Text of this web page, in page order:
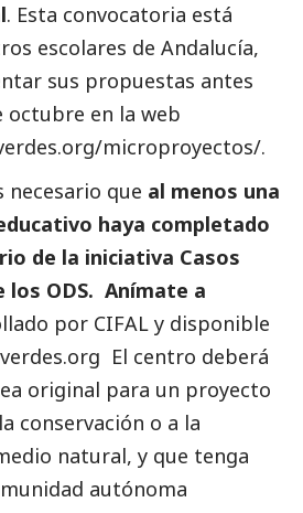
. Esta convocatoria está
escolares de Andalucía,
sus propuestas antes
octubre en la web
microproyectos/.
necesario que al menos una
haya completado
de la iniciativa Casos
los ODS. Anímate a
por CIFAL y disponible
El centro deberá
original para un proyecto
conservación o a la
natural, y que tenga
autónoma